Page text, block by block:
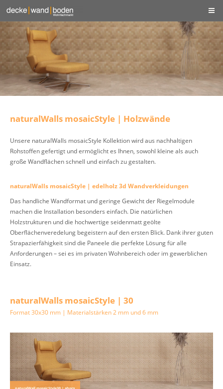
naturalWalls mosaicStyle | Holzwände
Unsere naturalWalls mosaicStyle Kollektion wird aus nachhaltigen
Rohstoffen gefertigt und ermöglicht es Ihnen, sowohl kleine als auch
große Wandflächen schnell und einfach zu gestalten.
naturalWalls mosaicStyle | edelholz 3d Wandverkleidungen
Das handliche Wandformat und geringe Gewicht der Riegelmodule
machen die Installation besonders einfach. Die natürlichen
Holzstrukturen und die hochwertige seidenmatt geölte
Oberflächenveredelung begeistern auf den ersten Blick. Dank ihrer guten
Strapazierfähigkeit sind die Paneele die perfekte Lösung für alle
Anforderungen – sei es im privaten Wohnbereich oder im gewerblichen
Einsatz.
naturalWalls mosaicStyle | 30
Format 30x30 mm | Materialstärken 2 mm und 6 mm